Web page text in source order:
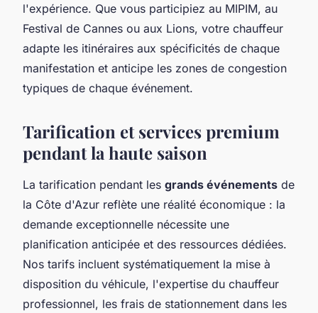
l'expérience. Que vous participiez au MIPIM, au
Festival de Cannes ou aux Lions, votre chauffeur
adapte les itinéraires aux spécificités de chaque
manifestation et anticipe les zones de congestion
typiques de chaque événement.
Tarification et services premium
pendant la haute saison
La tarification pendant les grands événements de
la Côte d'Azur reflète une réalité économique : la
demande exceptionnelle nécessite une
planification anticipée et des ressources dédiées.
Nos tarifs incluent systématiquement la mise à
disposition du véhicule, l'expertise du chauffeur
professionnel, les frais de stationnement dans les